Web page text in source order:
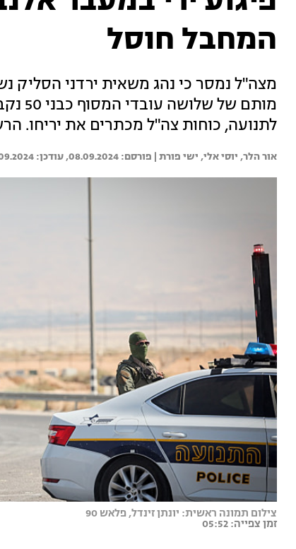
המחבל חוסל
מצה"ל נמסר כי נהג משאית ירדני הסליק
לתנועה, כוחות צה"ל מכתרים את יריחו.
אור הלר, יוסי אלי, ישי פורת | 08.09.2024
צילום תמונה ראשית: יונתן זינדל, פלאש 90
זמן צפייה: 05:52